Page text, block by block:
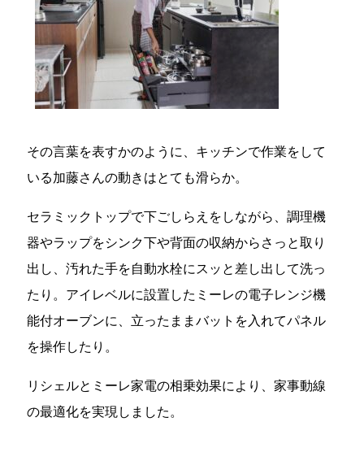
その言葉を表すかのように、キッチンで作業をして
いる加藤さんの動きはとても滑らか。
セラミックトップで下ごしらえをしながら、調理機
器やラップをシンク下や背面の収納からさっと取り
出し、汚れた手を自動水栓にスッと差し出して洗っ
たり。アイレベルに設置したミーレの電子レンジ機
能付オーブンに、立ったままバットを入れてパネル
を操作したり。
リシェルとミーレ家電の相乗効果により、家事動線
の最適化を実現しました。